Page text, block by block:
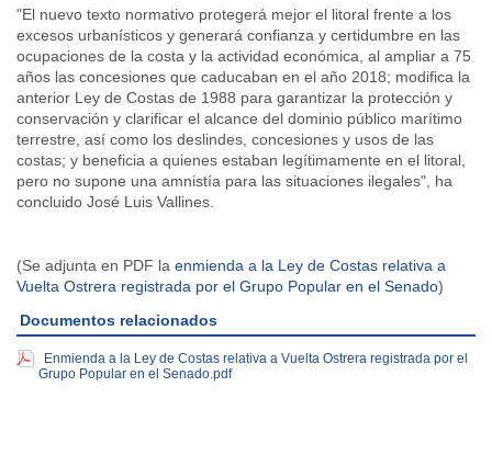
"El nuevo texto normativo protegerá mejor el litoral frente a los
excesos urbanísticos y generará confianza y certidumbre en las
ocupaciones de la costa y la actividad económica, al ampliar a 75
años las concesiones que caducaban en el año 2018; modifica la
anterior Ley de Costas de 1988 para garantizar la protección y
conservación y clarificar el alcance del dominio público marítimo
terrestre, así como los deslindes, concesiones y usos de las
costas; y beneficia a quienes estaban legítimamente en el litoral,
pero no supone una amnistía para las situaciones ilegales", ha
concluido José Luis Vallines.
(Se adjunta en PDF la enmienda a la Ley de Costas relativa a
Vuelta Ostrera registrada por el Grupo Popular en el Senado)
Documentos relacionados
Enmienda a la Ley de Costas relativa a Vuelta Ostrera registrada por el
Grupo Popular en el Senado.pdf